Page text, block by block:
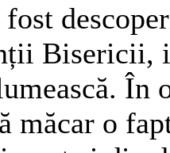
fost
Bisericii,
În
măcar o